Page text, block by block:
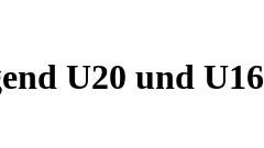
U20 und U16